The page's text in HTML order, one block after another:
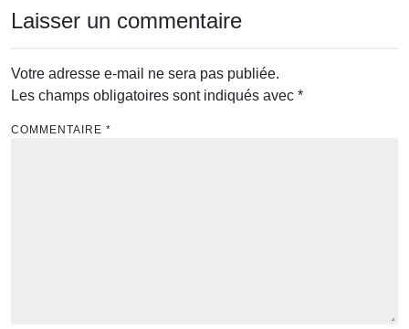
Laisser un commentaire
Votre adresse e-mail ne sera pas publiée.
Les champs obligatoires sont indiqués avec *
COMMENTAIRE *